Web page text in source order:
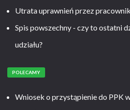
Utrata uprawnień przez
Spis powszechny - czy to ostatni
udziału?
POLECAMY
Wniosek o przystąpienie do PPK